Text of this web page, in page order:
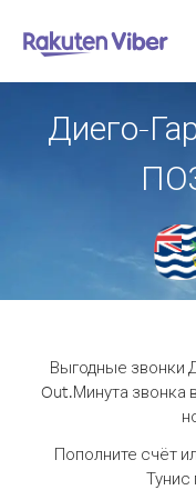
Диего-
Выгодные звонки
Out.Минута звонка
Пополните счёт